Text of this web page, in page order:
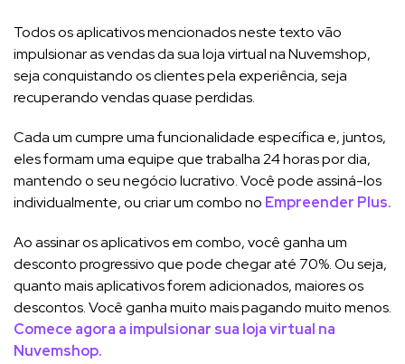
Todos os aplicativos mencionados neste texto vão
impulsionar as vendas da sua loja virtual na Nuvemshop,
seja conquistando os clientes pela experiência, seja
recuperando vendas quase perdidas.
Cada um cumpre uma funcionalidade específica e, juntos,
eles formam uma equipe que trabalha 24 horas por dia,
mantendo o seu negócio lucrativo. Você pode assiná-los
individualmente, ou criar um combo no Empreender Plus.
Ao assinar os aplicativos em combo, você ganha um
desconto progressivo que pode chegar até 70%. Ou seja,
quanto mais aplicativos forem adicionados, maiores os
descontos. Você ganha muito mais pagando muito menos.
Comece agora a impulsionar sua loja virtual na
Nuvemshop.